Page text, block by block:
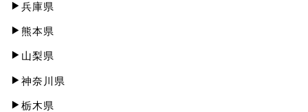
兵庫県
熊本県
山梨県
神奈川県
栃木県